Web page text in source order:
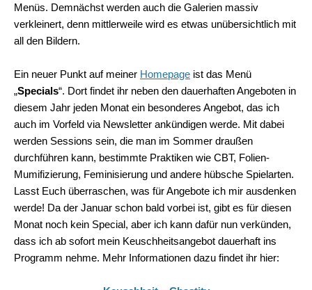
Menüs. Demnächst werden auch die Galerien massiv
verkleinert, denn mittlerweile wird es etwas unübersichtlich mit
all den Bildern.
Ein neuer Punkt auf meiner Homepage ist das Menü
„Specials“. Dort findet ihr neben den dauerhaften Angeboten in
diesem Jahr jeden Monat ein besonderes Angebot, das ich
auch im Vorfeld via Newsletter ankündigen werde. Mit dabei
werden Sessions sein, die man im Sommer draußen
durchführen kann, bestimmte Praktiken wie CBT, Folien-
Mumifizierung, Feminisierung und andere hübsche Spielarten.
Lasst Euch überraschen, was für Angebote ich mir ausdenken
werde! Da der Januar schon bald vorbei ist, gibt es für diesen
Monat noch kein Special, aber ich kann dafür nun verkünden,
dass ich ab sofort mein Keuschheitsangebot dauerhaft ins
Programm nehme. Mehr Informationen dazu findet ihr hier: